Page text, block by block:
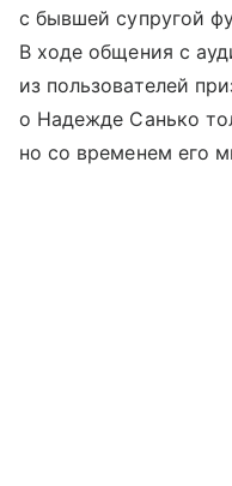
с бывшей супругой
В ходе общения с
из пользователей
о Надежде Санько
но со временем его